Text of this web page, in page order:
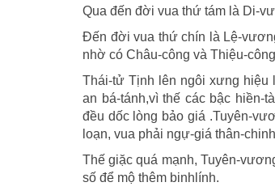
Qua đến đời vua thứ tám là Di-
Ðến đời vua thứ chín là Lệ-
nhờ có Châu-công và Thiệu-
Thái-tử Tịnh lên ngôi xưng hiệu
an bá-tánh,vì thế các bậc hiền-
đều dốc lòng bảo giá .Tuyên-
loạn, vua phải ngự-giá thân-
Thế giặc quá mạnh, Tuyên-
số để mộ thêm binhlính.